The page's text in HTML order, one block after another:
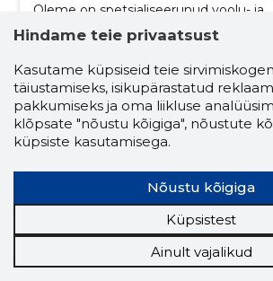
Oleme on spetsialiseerunud voolu- ja
valgustusvõrkude elektrimontaažile,
paigaldamisele, torude
ning palju muule.
ehitus ja kinnisvara
voolu- ja valgustusvõrkude
hoonete ja rajatiste elektrivarustus
rikete otsing ja taastamine
automaatikatööd
Hindame teie privaatsust
Kasutame küpsiseid teie
täiustamiseks, isikupärastatud
pakkumiseks ja oma liikluse
klõpsate "nõustu kõigiga", nõustute
küpsiste kasutamisega.
Nõustu kõigiga
Küpsistest
Ainult vajalikud